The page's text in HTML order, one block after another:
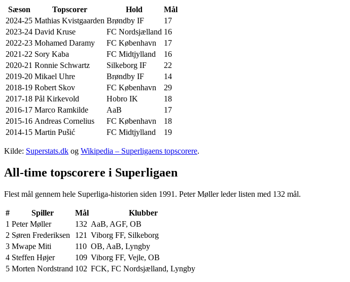
Sæson Topscorer Hold
Mål
2024-25 Mathias Kvistgaarden Brøndby IF
17
2023-24 David Kruse FC Nordsjælland 16
2022-23 Mohamed Daramy FC København
17
2021-22 Sory Kaba FC Midtjylland
16
2020-21 Ronnie Schwartz Silkeborg IF
22
2019-20 Mikael Uhre Brøndby IF
14
2018-19 Robert Skov FC København
29
2017-18 Pål Kirkevold Hobro IK
18
2016-17 Marco Ramkilde AaB
17
2015-16 Andreas Cornelius FC København
18
2014-15 Martin Pušić FC Midtjylland 19
Kilde: Superstats.dk og Wikipedia – Superligaens topscorere.
All-time topscorere i Superligaen
Flest mål gennem hele Superliga-historien siden 1991. Peter Møller leder listen med 132 mål.
# Spiller Mål
Klubber
1 Peter Møller 132 AaB, AGF, OB
2 Søren Frederiksen 121 Viborg FF, Silkeborg
3 Mwape Miti 110 OB, AaB, Lyngby
4 Steffen Højer 109 Viborg FF, Vejle, OB
5 Morten Nordstrand 102 FCK, FC Nordsjælland, Lyngby